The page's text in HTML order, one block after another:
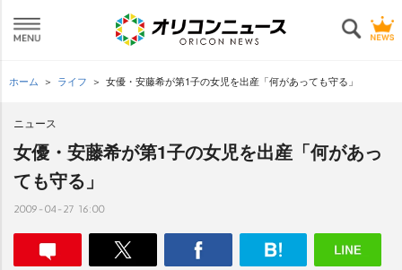
ホーム ライフ 女優・安藤希が第1子の女児を出産「何があっても守る」
ニュース
女優・安藤希が第1子の女児を出産「何があっ
ても守る」
2009-04-27 16:00